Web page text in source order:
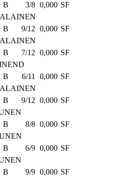
B 3/8 0,000 SF
B 9/12 0,000 SF
B 7/12 0,000 SF
B 6/11 0,000 SF
B 9/12 0,000 SF
B 8/8 0,000 SF
B 6/9 0,000 SF
B 9/9 0,000 SF